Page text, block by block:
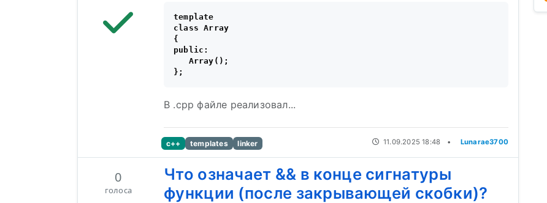
template
class Array
{
public:
   Array();
В .cpp файле реализовал...
c++ templates linker 11.09.2025 18:48 • Lunarae3700
0
голоса
Что означает && в конце сигнатуры
функции (после закрывающей скобки)?